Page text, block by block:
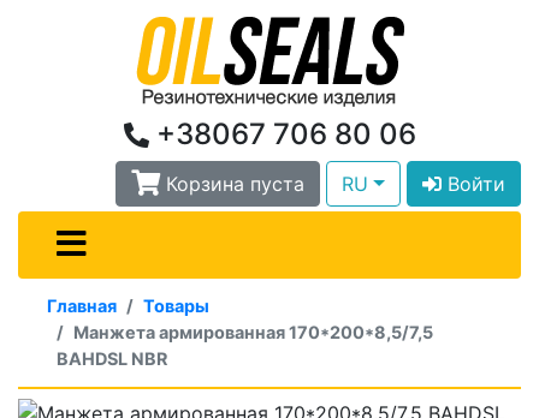
+38067 706 80 06
Корзина пуста RU Войти
Главная
Товары
Манжета армированная 170*200*8,5/7,5
BAHDSL NBR